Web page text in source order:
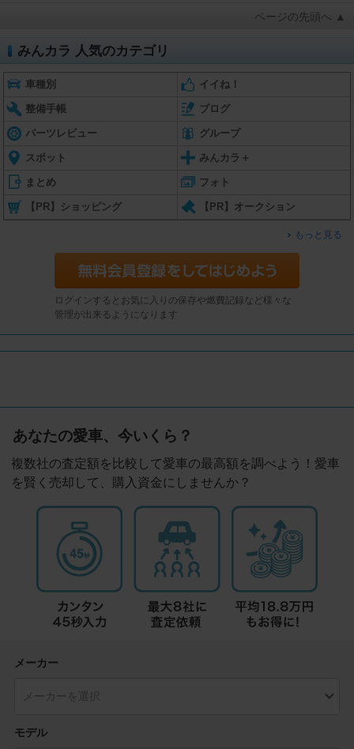
ページの先頭へ ▲
みんカラ 人気のカテゴリ
車種別 イイね！
整備手帳 ブログ
パーツレビュー グループ
スポット みんカラ＋
まとめ フォト
【PR】ショッピング 【PR】オークション
もっと見る
ログインするとお気に入りの保存や燃費記録など様々な
管理が出来るようになります
あなたの愛車、今いくら？
複数社の査定額を比較して愛車の最高額を調べよう！愛車
を賢く売却して、購入資金にしませんか？
メーカー
モデル